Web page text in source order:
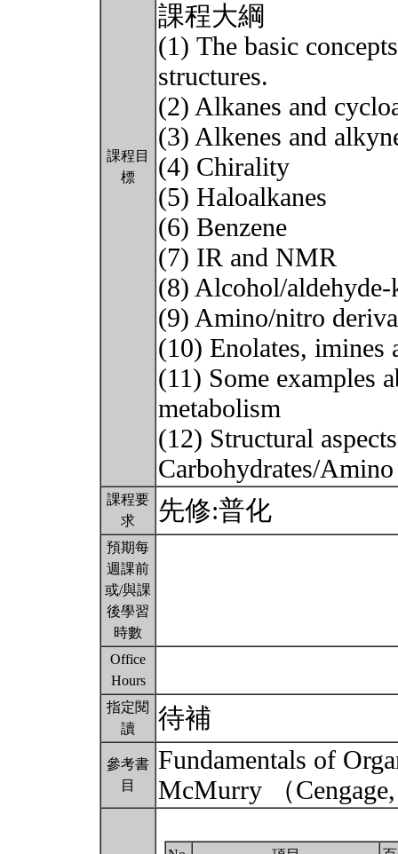
課程目
標
課程大綱
(1) The basic
structures.
(2) Alkanes and
(3) Alkenes and
(4) Chirality
(5) Haloalkanes
(6) Benzene
(7) IR and NMR
(8) Alcohol/
(9) Amino/nitro
(10) Enolates, imines
(11) Some examples
metabolism
(12) Structural
Carbohydrates/
課程要
求
先修:普化
預期每
週課前
或/與課
後學習
時數
Office
Hours
指定閱
讀
待補
參考書
目
Fundamentals of
McMurry （